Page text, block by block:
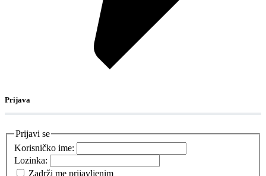
Prijava
Prijavi se
Korisničko ime:
Lozinka:
Zadrži me prijavljenim